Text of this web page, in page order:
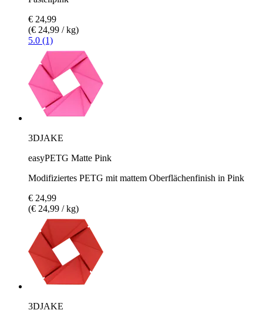
€ 24,99
(€ 24,99 / kg)
5.0 (1)
3DJAKE
easyPETG Matte Pink
Modifiziertes PETG mit mattem Oberflächenfinish in Pink
€ 24,99
(€ 24,99 / kg)
3DJAKE